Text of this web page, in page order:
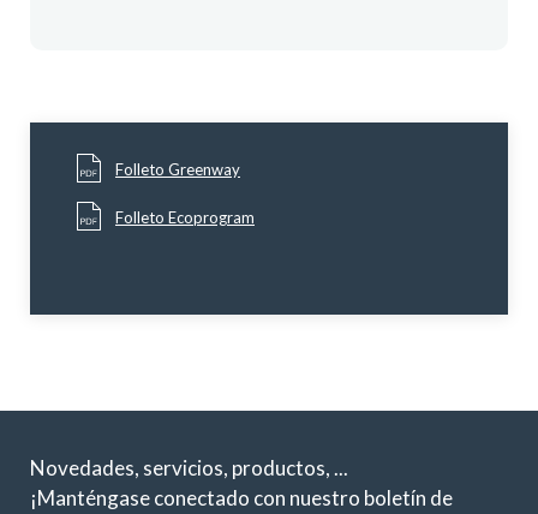
Folleto Greenway
Folleto Ecoprogram
Novedades, servicios, productos, ...
¡Manténgase conectado con nuestro boletín de